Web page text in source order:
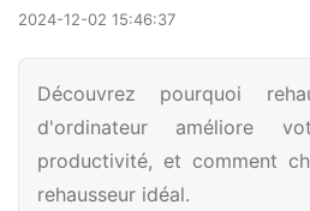
2024-12-02 15:46:37
Découvrez pourquoi
d'ordinateur améliore
productivité, et comment
rehausseur idéal.